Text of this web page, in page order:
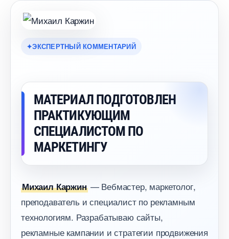
ЭКСПЕРТНЫЙ КОММЕНТАРИЙ
МАТЕРИАЛ ПОДГОТОВЛЕН
ПРАКТИКУЮЩИМ
СПЕЦИАЛИСТОМ ПО
МАРКЕТИНГУ
Михаил Каржин— Вебмастер, маркетолог,
преподаватель и специалист по рекламным
технологиям. Разрабатываю сайты,
рекламные кампании и стратегии продвижения